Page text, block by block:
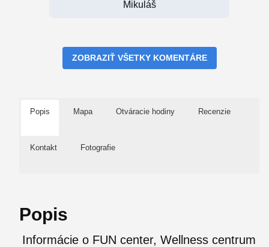
Mikuláš
ZOBRAZIŤ VŠETKY KOMENTÁRE
Popis Mapa Otváracie hodiny Recenzie
Kontakt Fotografie
Popis
Informácie o FUN center, Wellness centrum